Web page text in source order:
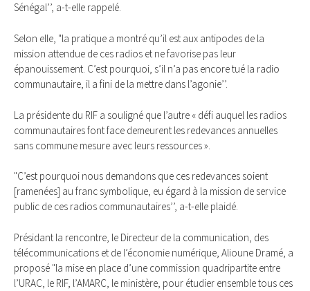
Sénégal’’, a-t-elle rappelé.
Selon elle, "la pratique a montré qu’il est aux antipodes de la
mission attendue de ces radios et ne favorise pas leur
épanouissement. C’est pourquoi, s’il n’a pas encore tué la radio
communautaire, il a fini de la mettre dans l’agonie’’.
La présidente du RIF a souligné que l’autre « défi auquel les radios
communautaires font face demeurent les redevances annuelles
sans commune mesure avec leurs ressources ».
"C’est pourquoi nous demandons que ces redevances soient
[ramenées] au franc symbolique, eu égard à la mission de service
public de ces radios communautaires’’, a-t-elle plaidé.
Présidant la rencontre, le Directeur de la communication, des
télécommunications et de l’économie numérique, Alioune Dramé, a
proposé "la mise en place d’une commission quadripartite entre
l’URAC, le RIF, l’AMARC, le ministère, pour étudier ensemble tous ces